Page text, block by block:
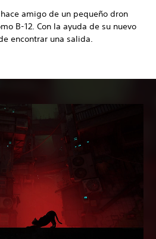
amigo de un pequeño dron
B-12. Con la ayuda de su nuevo
encontrar una salida.